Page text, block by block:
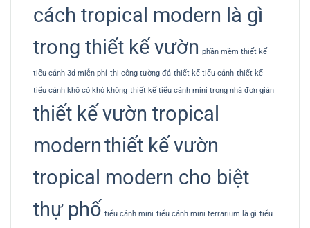
cách tropical modern là gì
trong thiết kế vườn phần mềm thiết kế
tiểu cảnh 3d miễn phí thi công tường đá thiết kế tiểu cảnh thiết kế
tiểu cảnh khô có khó không thiết kế tiểu cảnh mini trong nhà đơn giản
thiết kế vườn tropical
modernthiết kế vườn
tropical modern cho biệt
thự phố tiểu cảnh mini tiểu cảnh mini terrarium là gì tiểu